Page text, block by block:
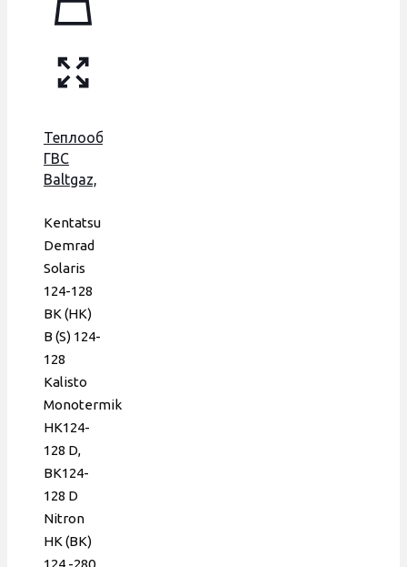
Era
Теплообменник
ГВС
Baltgaz,
Eco,
Kentatsu,
160 мм,
18 пл.,
Kentatsu
Demrad
Solaris
124-128
BK (HK)
B (S) 124-
128
Kalisto
Monotermik
HK124-
128 D,
BK124-
128 D
Nitron
HK (BK)
124 -280